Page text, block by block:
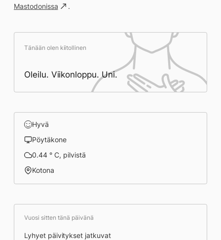
Mastodonissa
.
Tänään olen kiitollinen
Oleilu. Viikonloppu. Uni.
Hyvä
Pöytäkone
0.44 ° C, pilvistä
Kotona
Vuosi sitten tänä päivänä
Lyhyet päivitykset jatkuvat